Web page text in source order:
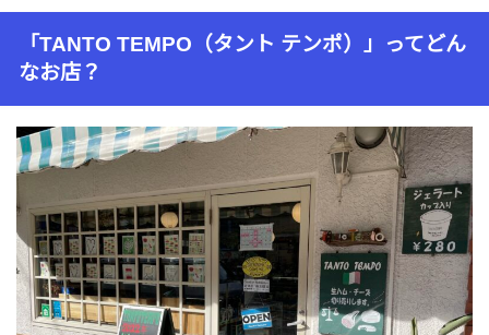
「TANTO TEMPO（タント テンポ）」ってどん
なお店？